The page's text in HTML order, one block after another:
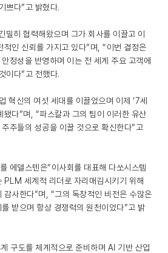
쁘다”고 밝혔다.
히 협력해왔으며 그가 회사를 이끌고 이
적인 신뢰를 가지고 있다”며, “이번 결정은
정성을 반영하며 이는 전 세계 주요 고객에
이다”고 전했다.
혁신의 여섯 세대를 이끌었으며 이제 ‘7세
됐다”며, “파스칼과 그의 팀이 이러한 유산
주들의 성공을 이끌 것으로 확신한다”고
에델스텐은“이사회를 대표해 다쏘시스템
PLM 세계적 리더로 자리매김시키기 위해
감사한다”며, “그의 독창적인 비전은 수많은
받으며 항상 경쟁력의 원천이었다”고 밝
구도를 체계적으로 준비하며 AI 기반 산업